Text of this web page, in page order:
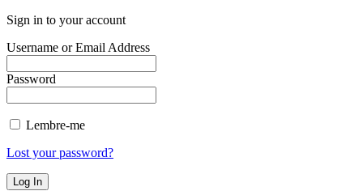
Sign in to your account
Username or Email Address
Password
Lembre-me
Lost your password?